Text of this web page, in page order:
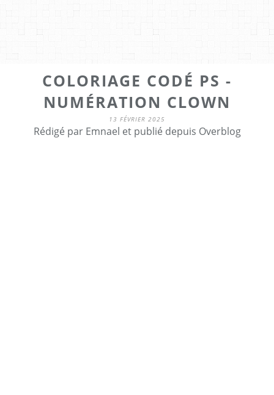
COLORIAGE CODÉ PS -
NUMÉRATION CLOWN
13 FÉVRIER 2025
Rédigé par Emnael et publié depuis Overblog